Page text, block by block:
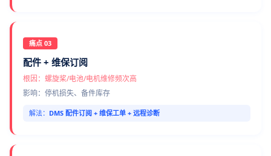
痛点 03
配件 + 维保订阅
根因：螺旋桨/电池/电机维修频次高
影响：停机损失、备件库存
解法： DMS 配件订阅 + 维保工单 + 远程诊断